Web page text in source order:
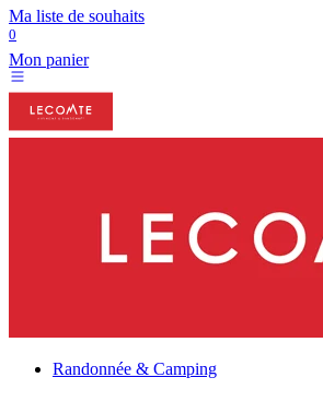
Ma liste de souhaits
0
Mon panier
Randonnée & Camping